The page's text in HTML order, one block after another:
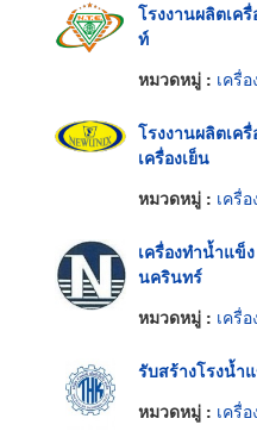
โรงงานผลิตเค
ท์
หมวดหมู่ : เครื่
โรงงานผลิตเค
เครื่องเย็น
หมวดหมู่ : เครื่
เครื่องทำน้ำแข็
นครินทร์
หมวดหมู่ : เครื่
รับสร้างโรงน้ำ
หมวดหมู่ : เครื่